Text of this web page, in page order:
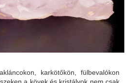
karkötőkön, fülbevalókon
a kövek és kristályok nem csak